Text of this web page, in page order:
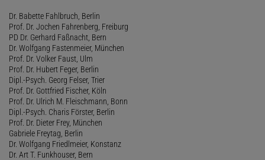
Dr. Babette Fahlbruch, Berlin
Prof. Dr. Jochen Fahrenberg, Freiburg
PD Dr. Gerhard Faßnacht, Bern
Dr. Wolfgang Fastenmeier, München
Prof. Dr. Volker Faust, Ulm
Prof. Dr. Hubert Feger, Berlin
Dipl.-Psych. Georg Felser, Trier
Prof. Dr. Gottfried Fischer, Köln
Prof. Dr. Ulrich M. Fleischmann, Bonn
Dipl.-Psych. Charis Förster, Berlin
Prof. Dr. Dieter Frey, München
Gabriele Freytag, Berlin
Dr. Wolfgang Friedlmeier, Konstanz
Dr. Art T. Funkhouser, Bern